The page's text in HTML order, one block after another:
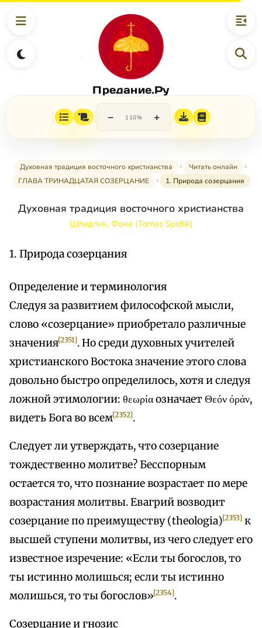
Предание.Ру
− 110% +
Духовная традиция восточного христианства
Читать онлайн
ГЛАВА ТРИНАДЦАТАЯ СОЗЕРЦАНИЕ
1. Природа созерцания
Духовная традиция восточного христианства
Шпидлик, Фома (Tomas Spidlik)
1. Природа созерцания
Определение и терминология
Следуя за развитием философской мысли,
слово «созерцание» приобретало различные
значения[2351]. Но среди духовных учителей
христианского Востока значение этого слова
довольно быстро определилось, хотя и следуя
ложной этимологии: θεωρία означает Θεόν όράν,
видеть Бога во всем[2352].
Следует ли утверждать, что созерцание
тождественно молитве? Бесспорным
остается то, что познание возрастает по мере
возрастания молитвы. Евагрий возводит
созерцание по преимуществу (theologia)[2353] к
высшей ступени молитвы, из чего следует его
известное изречение: «Если ты богослов, то
ты истинно молишься; если ты истинно
молишься, то ты богослов»[2354].
Созерцание и гнозис